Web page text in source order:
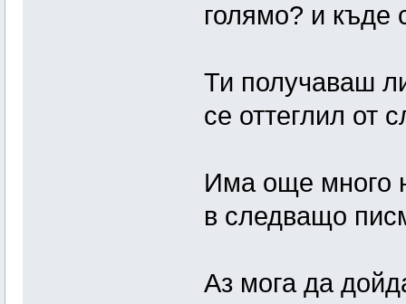
голямо? и къде
Ти получаваш
се оттеглил от
Има още много
в следващо
Аз мога да